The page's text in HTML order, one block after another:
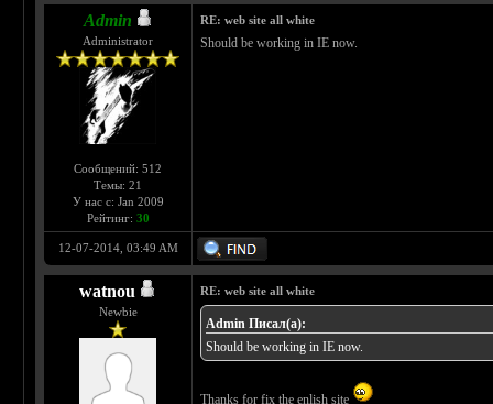
Admin
Administrator
Сообщений: 512
Темы: 21
У нас с: Jan 2009
Рейтинг: 30
RE: web site all white
Should be working in IE now.
12-07-2014, 03:49 AM
watnou
Newbie
RE: web site all white
Admin Писал(а):
Should be working in IE now.
Thanks for fix the enlish site